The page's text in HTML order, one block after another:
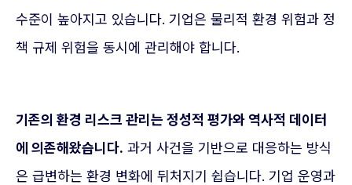
수준이 높아지고 있습니다. 기업은 물리적 환경 위험과 정
책 규제 위험을 동시에 관리해야 합니다.
기존의 환경 리스크 관리는 정성적 평가와 역사적 데이터
에 의존해왔습니다. 과거 사건을 기반으로 대응하는 방식
은 급변하는 환경 변화에 뒤처지기 쉽습니다. 기업 운영과